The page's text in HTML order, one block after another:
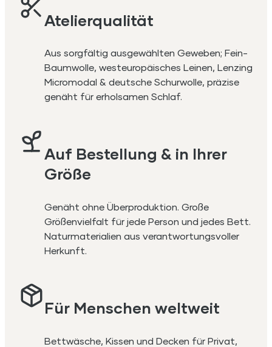
Atelierqualität
Aus sorgfältig ausgewählten Geweben; Fein-
Baumwolle, westeuropäisches Leinen, Lenzing
Micromodal & deutsche Schurwolle, präzise
genäht für erholsamen Schlaf.
Auf Bestellung & in Ihrer
Größe
Genäht ohne Überproduktion. Große
Größenvielfalt für jede Person und jedes Bett.
Naturmaterialien aus verantwortungsvoller
Herkunft.
Für Menschen weltweit
Bettwäsche, Kissen und Decken für Privat,